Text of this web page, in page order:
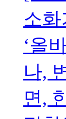
소
‘올
나,
면,